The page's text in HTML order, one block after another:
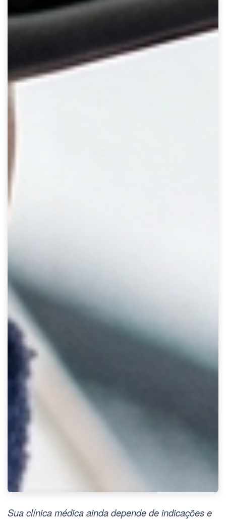
Sua clínica médica ainda depende de indicações e